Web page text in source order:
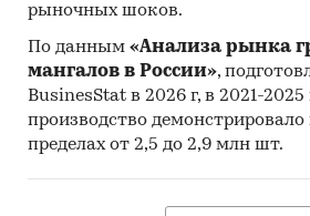
рыночных шоков.
По данным «Анализа рынка
мангалов в России»,
BusinesStat в 2026 г, в 2021-2025
производство демонстрировало
пределах от 2,5 до 2,9 млн шт.